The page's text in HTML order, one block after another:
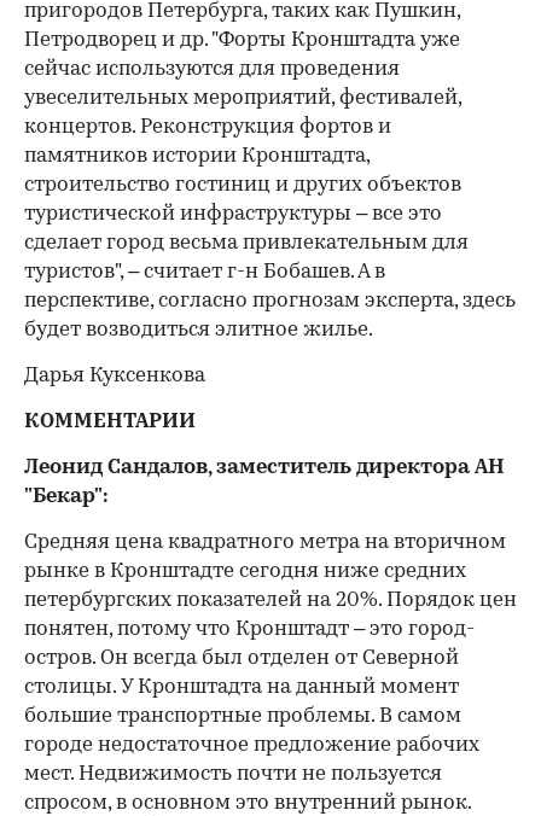
пригородов Петербурга, таких как Пушкин,
Петродворец и др. "Форты Кронштадта уже
сейчас используются для проведения
увеселительных мероприятий, фестивалей,
концертов. Реконструкция фортов и
памятников истории Кронштадта,
строительство гостиниц и других объектов
туристической инфраструктуры – все это
сделает город весьма привлекательным для
туристов", – считает г-н Бобашев. А в
перспективе, согласно прогнозам эксперта, здесь
будет возводиться элитное жилье.
Дарья Куксенкова
КОММЕНТАРИИ
Леонид Сандалов, заместитель директора АН
"Бекар":
Средняя цена квадратного метра на вторичном
рынке в Кронштадте сегодня ниже средних
петербургских показателей на 20%. Порядок цен
понятен, потому что Кронштадт – это город-
остров. Он всегда был отделен от Северной
столицы. У Кронштадта на данный момент
большие транспортные проблемы. В самом
городе недостаточное предложение рабочих
мест. Недвижимость почти не пользуется
спросом, в основном это внутренний рынок.